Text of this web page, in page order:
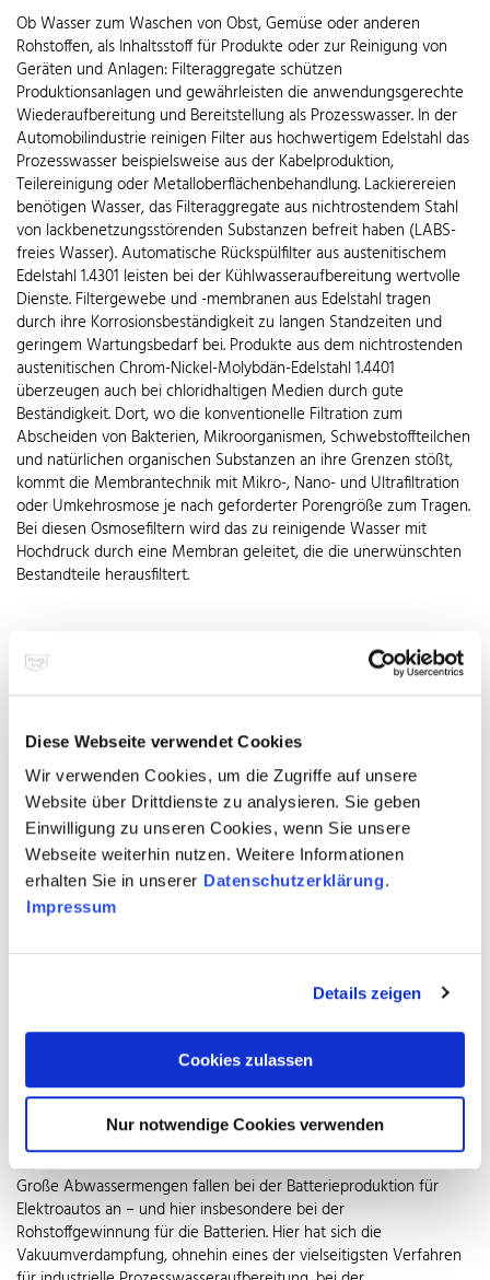
Diese Webseite verwendet Cookies
Wir verwenden Cookies, um die Zugriffe auf unsere
Website über Drittdienste zu analysieren. Sie geben
Einwilligung zu unseren Cookies, wenn Sie unsere
Webseite weiterhin nutzen. Weitere Informationen
erhalten Sie in unserer Datenschutzerklärung.
Impressum
Details zeigen
Cookies zulassen
Nur notwendige Cookies verwenden
Ob Wasser zum Waschen von Obst, Gemüse oder anderen
Rohstoffen, als Inhaltsstoff für Produkte oder zur Reinigung von
Geräten und Anlagen: Filteraggregate schützen
Produktionsanlagen und gewährleisten die anwendungsgerechte
Wiederaufbereitung und Bereitstellung als Prozesswasser. In der
Automobilindustrie reinigen Filter aus hochwertigem Edelstahl das
Prozesswasser beispielsweise aus der Kabelproduktion,
Teilereinigung oder Metalloberflächenbehandlung. Lackierereien
benötigen Wasser, das Filteraggregate aus nichtrostendem Stahl
von lackbenetzungsstörenden Substanzen befreit haben (LABS-
freies Wasser). Automatische Rückspülfilter aus austenitischem
Edelstahl 1.4301 leisten bei der Kühlwasseraufbereitung wertvolle
Dienste. Filtergewebe und -membranen aus Edelstahl tragen
durch ihre Korrosionsbeständigkeit zu langen Standzeiten und
geringem Wartungsbedarf bei. Produkte aus dem nichtrostenden
austenitischen Chrom-Nickel-Molybdän-Edelstahl 1.4401
überzeugen auch bei chloridhaltigen Medien durch gute
Beständigkeit. Dort, wo die konventionelle Filtration zum
Abscheiden von Bakterien, Mikroorganismen, Schwebstoffteilchen
und natürlichen organischen Substanzen an ihre Grenzen stößt,
kommt die Membrantechnik mit Mikro-, Nano- und Ultrafiltration
oder Umkehrosmose je nach geforderter Porengröße zum Tragen.
Bei diesen Osmosefiltern wird das zu reinigende Wasser mit
Hochdruck durch eine Membran geleitet, die die unerwünschten
Bestandteile herausfiltert.
Vielseitige Verdampfer
und Wärmetauscher
In der Lebensmittel-, Chemie- und Pharmaindustrie fließt das grob vorgesiebte
Abwasser durch einen Wärmetauscher aus Edelstahl Rostfrei und überträgt dabei
seine Wärme auf das Kühlwasser in Rohren.
© WZV / Huber Technology
Große Abwassermengen fallen bei der Batterieproduktion für
Elektroautos an – und hier insbesondere bei der
Rohstoffgewinnung für die Batterien. Hier hat sich die
Vakuumverdampfung, ohnehin eines der vielseitigsten Verfahren